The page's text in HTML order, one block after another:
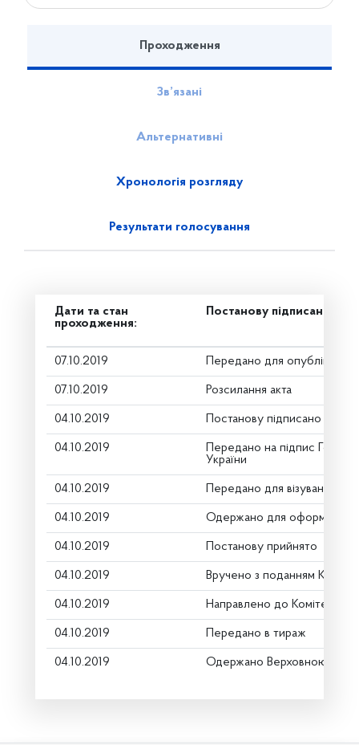
Проходження
Зв’язані
Альтернативні
Хронологія розгляду
Результати голосування
Дати та стан
проходження:
Постанову підписано
07.10.2019 Передано для
07.10.2019 Розсилання акта
04.10.2019 Постанову підписано
04.10.2019
Передано на підпис Голові
України
04.10.2019 Передано для візування в
04.10.2019 Одержано для оформлення
04.10.2019 Постанову прийнято
04.10.2019 Вручено з поданням
04.10.2019 Направлено до Комітету
04.10.2019 Передано в тираж
04.10.2019 Одержано Верховною